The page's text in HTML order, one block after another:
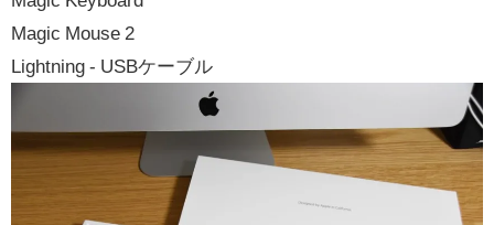
Magic Mouse 2
Lightning - USBケーブル